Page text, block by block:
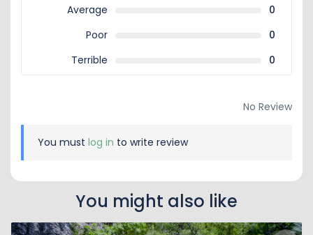
Average
0
Poor
0
Terrible
0
No Review
You must log in to write review
You might also like